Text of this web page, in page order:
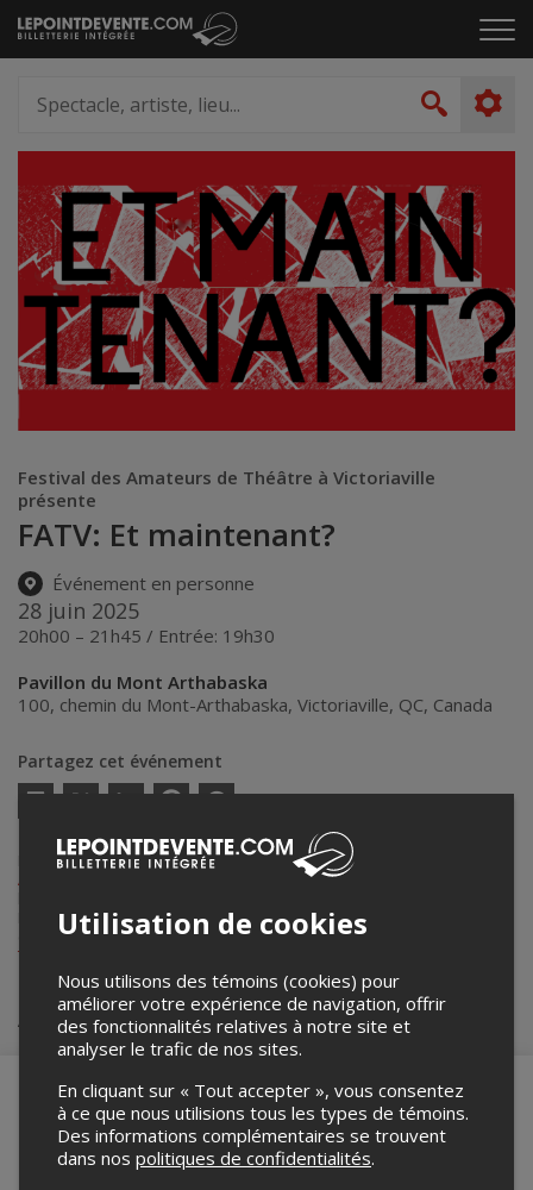
Passer
au
le
artiste,
lieu...
Festival des Amateurs de Théâtre à Victoriaville
présente
FATV: Et maintenant?
Événement en personne
28 juin 2025
20h00 – 21h45 / Entrée: 19h30
Pavillon du Mont Arthabaska
100, chemin du Mont-Arthabaska, Victoriaville, QC, Canada
Partagez cet événement
Twitter
par
courriel
Lepointdevente.com agit à titre de mandataire pour
Amateurs de Théâtre à Victoriaville
dans le cadre de l’affichage en
Pour plus d’information à propos de cet événement, veuillez
contacter l’organisateur de l’événement,Festival des Amateurs de
Théâtre à Victoriaville
Achat de billets
Merci de confirmer que vous n'êtes pas un
robot ci-bas.
Utilisation de cookies
Nous utilisons des témoins (cookies) pour
améliorer votre expérience de navigation, offrir
des fonctionnalités relatives à notre site et
analyser le trafic de nos sites.
En cliquant sur « Tout accepter », vous consentez
à ce que nous utilisions tous les types de témoins.
Des informations complémentaires se trouvent
dans nos politiques de confidentialités.